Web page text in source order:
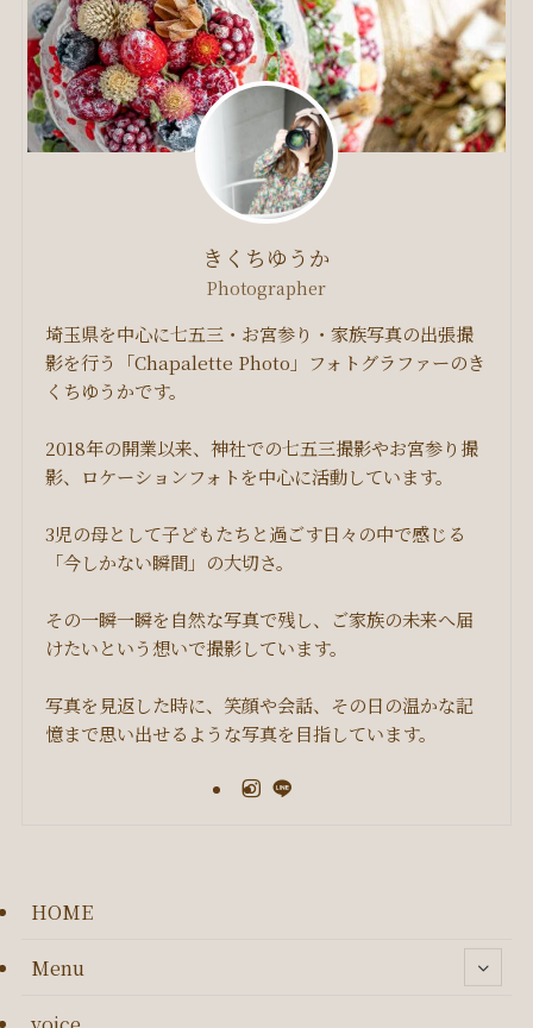
きくちゆうか
Photographer
埼玉県を中心に七五三・お宮参り・家族写真の出張撮
影を行う「Chapalette Photo」フォトグラファーのき
くちゆうかです。
2018年の開業以来、神社での七五三撮影やお宮参り撮
影、ロケーションフォトを中心に活動しています。
3児の母として子どもたちと過ごす日々の中で感じる
「今しかない瞬間」の大切さ。
その一瞬一瞬を自然な写真で残し、ご家族の未来へ届
けたいという想いで撮影しています。
写真を見返した時に、笑顔や会話、その日の温かな記
憶まで思い出せるような写真を目指しています。
HOME
Menu